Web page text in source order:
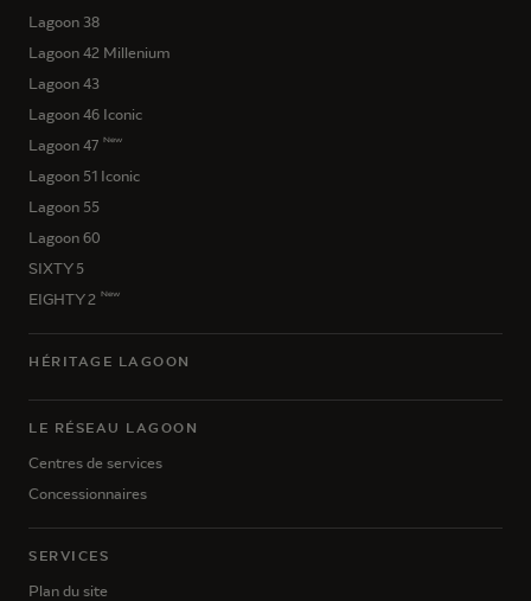
Lagoon 38
Lagoon 42 Millenium
Lagoon 43
Lagoon 46 Iconic
Lagoon 47 New
Lagoon 51 Iconic
Lagoon 55
Lagoon 60
SIXTY 5
EIGHTY 2
New
HÉRITAGE LAGOON
LE RÉSEAU LAGOON
Centres de services
Concessionnaires
SERVICES
Plan du site